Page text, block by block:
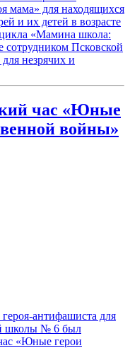
мама» для находящихся
и их детей в возрасте
«Мамина школа:
сотрудником Псковской
незрячих и
час «Юные
войны»
антифашиста для
школы № 6 был
«Юные герои